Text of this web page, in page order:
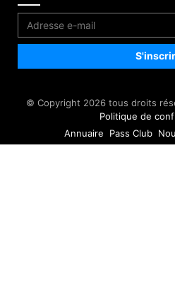
© Copyright 2026 tous droits
Politique de
Annuaire
Pass Club